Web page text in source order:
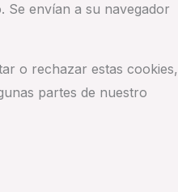
Se envían a su navegador
o rechazar estas cookies,
partes de nuestro